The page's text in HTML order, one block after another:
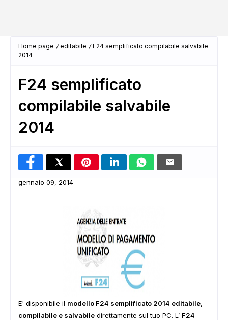
Home page editabile
F24 semplificato compilabile salvabile
2014
F24 semplificato
compilabile salvabile
2014
gennaio 09, 2014
E' disponibile il modello F24 semplificato 2014 editabile,
compilabile e salvabile direttamente sul tuo PC. L’ F24